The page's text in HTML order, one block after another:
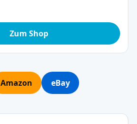
Zum Shop
Amazon eBay